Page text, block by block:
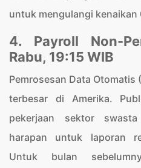
untuk mengulangi kenaikan
4. Payroll Non-
Rabu, 19:15 WIB
Pemrosesan Data Otomatis
terbesar di Amerika.
pekerjaan sektor
harapan untuk laporan
Untuk bulan